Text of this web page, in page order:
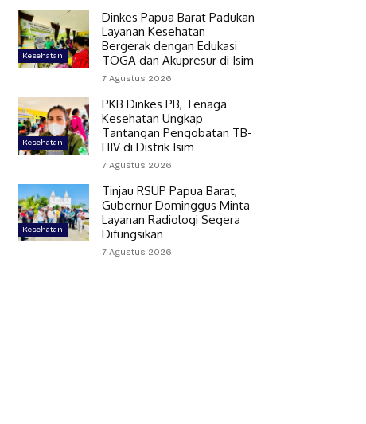
Kesehatan
Dinkes Papua Barat Padukan
Layanan Kesehatan
Bergerak dengan Edukasi
TOGA dan Akupresur di Isim
7 Agustus 2026
Kesehatan
PKB Dinkes PB, Tenaga
Kesehatan Ungkap
Tantangan Pengobatan TB-
HIV di Distrik Isim
7 Agustus 2026
Kesehatan
Tinjau RSUP Papua Barat,
Gubernur Dominggus Minta
Layanan Radiologi Segera
Difungsikan
7 Agustus 2026